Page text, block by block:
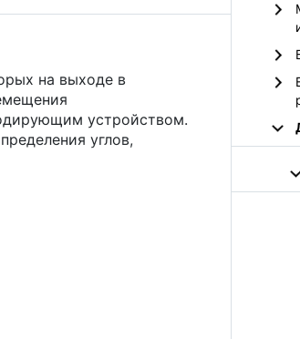
на выходе в
устройством.
углов,
направления и,